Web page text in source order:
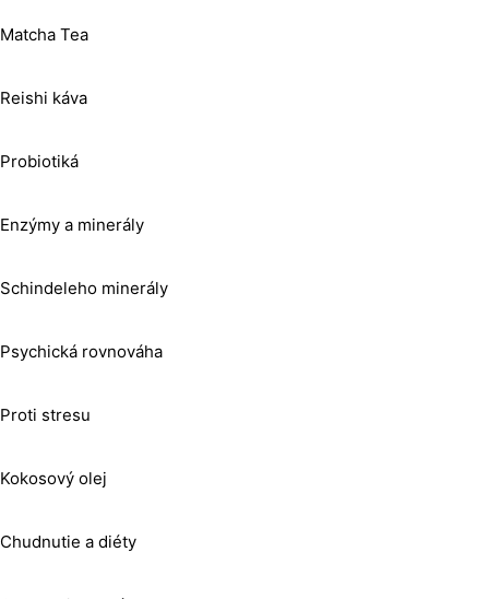
Matcha Tea
Reishi káva
Probiotiká
Enzýmy a minerály
Schindeleho minerály
Psychická rovnováha
Proti stresu
Kokosový olej
Chudnutie a diéty